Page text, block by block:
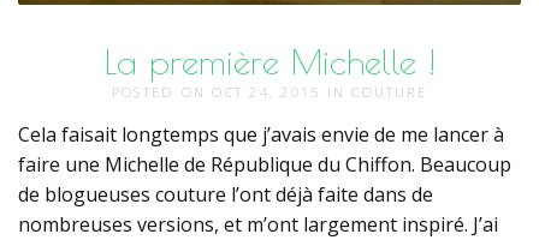
La première Michelle !
POSTED ONOCT 24, 2015 INCOUTURE
Cela faisait longtemps que j’avais envie de me lancer à
faire une Michelle de République du Chiffon. Beaucoup
de blogueuses couture l’ont déjà faite dans de
nombreuses versions, et m’ont largement inspiré. J’ai